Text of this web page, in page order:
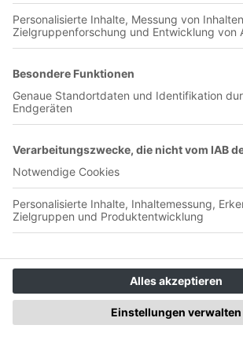
00:58:54
Auch heute bekommt ihr wieder eine
Amateurliegen in unserer Region.
#1/26 Start in die neue